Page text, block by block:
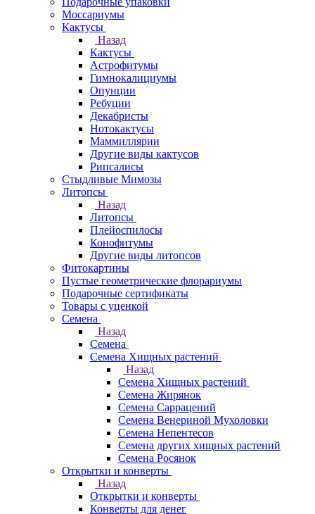
Моссариумы
Кактусы
Назад
Кактусы
Астрофитумы
Гимнокалициумы
Опунции
Ребуции
Декабристы
Нотокактусы
Маммиллярии
Другие виды кактусов
Рипсалисы
Стыдливые Мимозы
Литопсы
Назад
Литопсы
Плейоспилосы
Конофитумы
Другие виды литопсов
Фитокартины
Пустые геометрические флорариумы
Подарочные сертификаты
Товары с уценкой
Семена
Назад
Семена
Семена Хищных растений
Назад
Семена Хищных растений
Семена Жирянок
Семена Саррацений
Семена Венериной Мухоловки
Семена Непентесов
Семена других хищных растений
Семена Росянок
Открытки и конверты
Назад
Открытки и конверты
Конверты для денег